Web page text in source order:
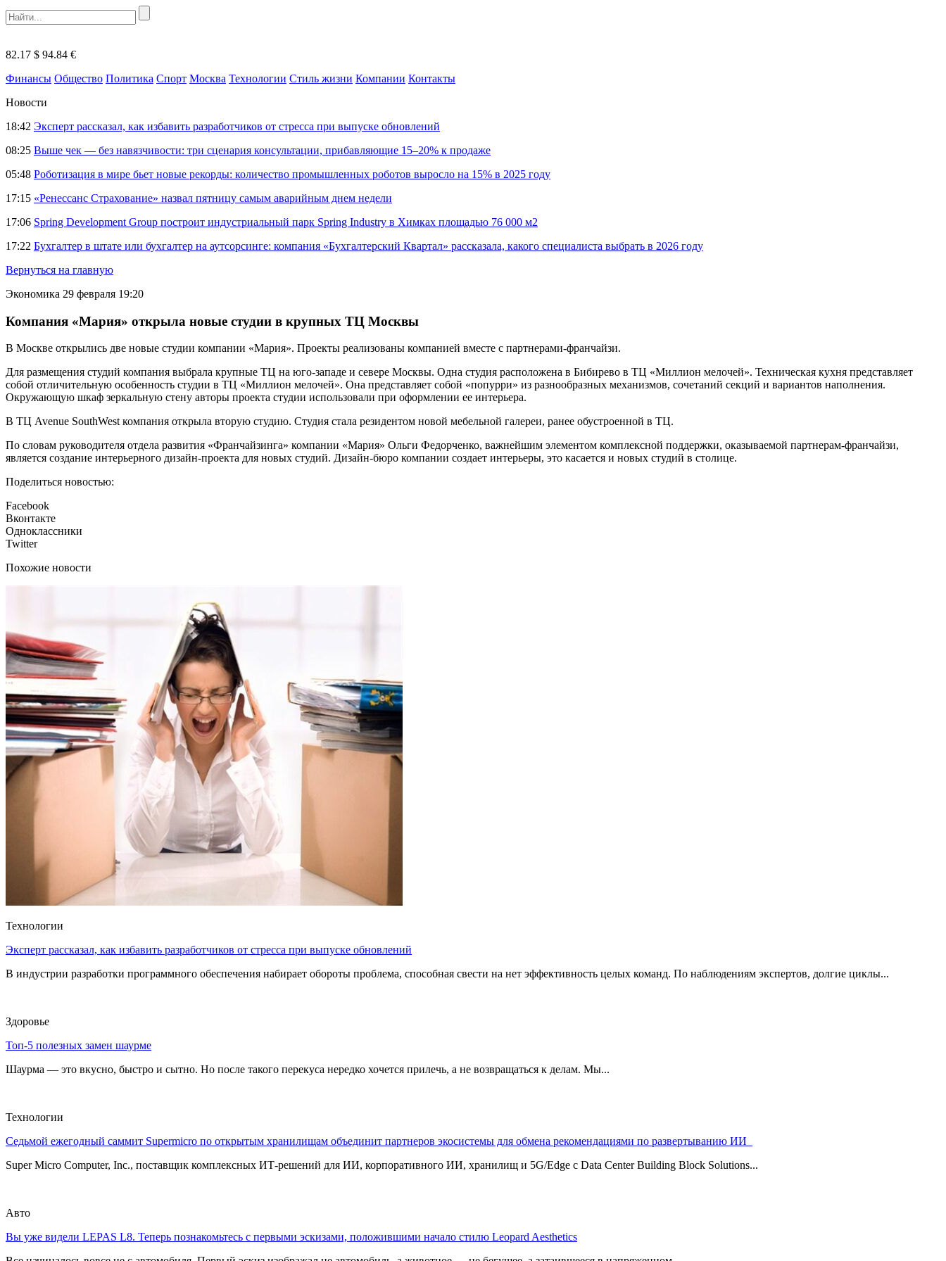
82.17 $ 94.84 €
Финансы Общество Политика Спорт Москва Технологии Стиль жизни Компании Контакты
Новости
18:42 Эксперт рассказал, как избавить разработчиков от стресса при выпуске обновлений
08:25 Выше чек — без навязчивости: три сценария консультации, прибавляющие 15–20% к продаже
05:48 Роботизация в мире бьет новые рекорды: количество промышленных роботов выросло на 15% в 2025 году
17:15 «Ренессанс Страхование» назвал пятницу самым аварийным днем недели
17:06 Spring Development Group построит индустриальный парк Spring Industry в Химках площадью 76 000 м2
17:22 Бухгалтер в штате или бухгалтер на аутсорсинге: компания «Бухгалтерский Квартал» рассказала, какого специалиста выбрать в 2026 году
Вернуться на главную
Экономика 29 февраля 19:20
Компания «Мария» открыла новые студии в крупных ТЦ Москвы
В Москве открылись две новые студии компании «Мария». Проекты реализованы компанией вместе с партнерами-франчайзи.
Для размещения студий компания выбрала крупные ТЦ на юго-западе и севере Москвы. Одна студия расположена в Бибирево в ТЦ «Миллион мелочей». Техническая кухня представляет
собой отличительную особенность студии в ТЦ «Миллион мелочей». Она представляет собой «попурри» из разнообразных механизмов, сочетаний секций и вариантов наполнения.
Окружающую шкаф зеркальную стену авторы проекта студии использовали при оформлении ее интерьера.
В ТЦ Avenue SouthWest компания открыла вторую студию. Студия стала резидентом новой мебельной галереи, ранее обустроенной в ТЦ.
По словам руководителя отдела развития «Франчайзинга» компании «Мария» Ольги Федорченко, важнейшим элементом комплексной поддержки, оказываемой партнерам-франчайзи,
является создание интерьерного дизайн-проекта для новых студий. Дизайн-бюро компании создает интерьеры, это касается и новых студий в столице.
Поделиться новостью:
Facebook
Вконтакте
Одноклассники
Twitter
Похожие новости
Технологии
Эксперт рассказал, как избавить разработчиков от стресса при выпуске обновлений
В индустрии разработки программного обеспечения набирает обороты проблема, способная свести на нет эффективность целых команд. По наблюдениям экспертов, долгие циклы...
Здоровье
Топ-5 полезных замен шаурме
Шаурма — это вкусно, быстро и сытно. Но после такого перекуса нередко хочется прилечь, а не возвращаться к делам. Мы...
Технологии
Седьмой ежегодный саммит Supermicro по открытым хранилищам объединит партнеров экосистемы для обмена рекомендациями по развертыванию ИИ
Super Micro Computer, Inc., поставщик комплексных ИТ-решений для ИИ, корпоративного ИИ, хранилищ и 5G/Edge с Data Center Building Block Solutions...
Авто
Вы уже видели LEPAS L8. Теперь познакомьтесь с первыми эскизами, положившими начало стилю Leopard Aesthetics